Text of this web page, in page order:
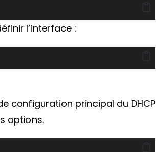
l’interface :
configuration principal du DHCP
options.